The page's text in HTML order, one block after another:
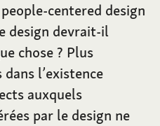
people-centered design
design devrait-il
chose ? Plus
l’existence
auxquels
par le design ne